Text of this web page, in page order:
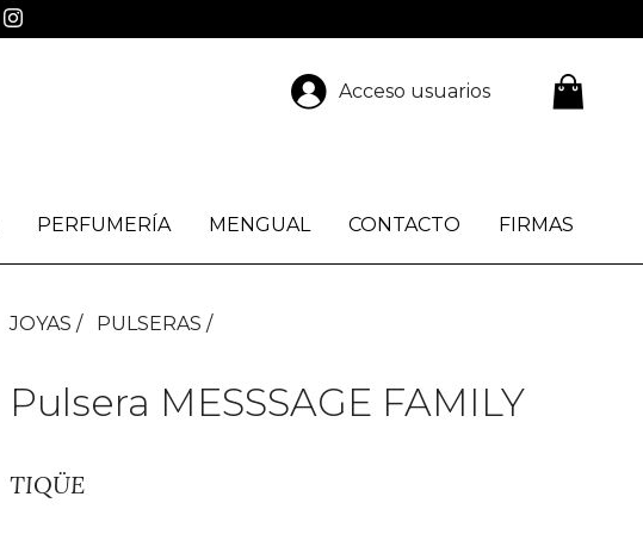
Acceso usuarios
PERFUMERÍA MENGUAL CONTACTO FIRMAS
JOYAS PULSERAS
Pulsera MESSSAGE FAMILY
TIQÜE